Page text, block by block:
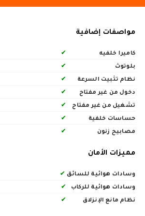
مواصفات إضافية
كاميرا خلفيه
✔
بلوتوث
✔
نظام تثبيت السرعة
✔
دخول من غير مفتاح
✔
تشغيل من غير مفتاح
✔
حساسات خلفية
✔
مصابيح زنون
✔
مميزات الأمان
وسادات هوائية للسائق ✔
وسادات هوائية للركاب
✔
نظام مانع الإنزلاق
✔